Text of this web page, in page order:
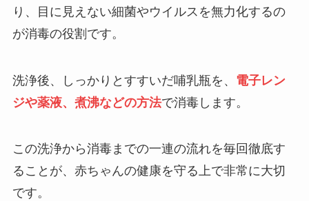
り、目に見えない細菌やウイルスを無力化するの
が消毒の役割です。
洗浄後、しっかりとすすいだ哺乳瓶を、 電子レン
ジや薬液、煮沸などの方法で消毒します。
この洗浄から消毒までの一連の流れを毎回徹底す
ることが、赤ちゃんの健康を守る上で非常に大切
です。